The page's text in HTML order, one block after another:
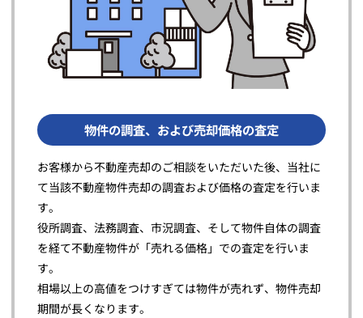
物件の調査、および売却価格の査定
お客様から不動産売却のご相談をいただいた後、当社に
て当該不動産物件売却の調査および価格の査定を行いま
す。
役所調査、法務調査、市況調査、そして物件自体の調査
を経て不動産物件が「売れる価格」での査定を行いま
す。
相場以上の高値をつけすぎては物件が売れず、物件売却
期間が長くなります。